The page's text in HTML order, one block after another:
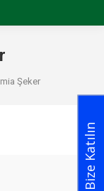
Şeker
Bize Katılın